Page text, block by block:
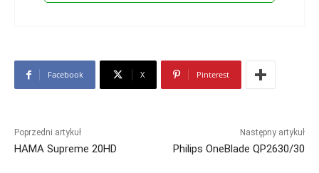
Facebook X Pinterest
Poprzedni artykuł
HAMA Supreme 20HD
Następny artykuł
Philips OneBlade QP2630/30